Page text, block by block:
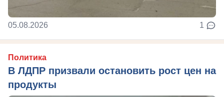
05.08.2026 1
Политика
В ЛДПР призвали остановить рост цен на
продукты